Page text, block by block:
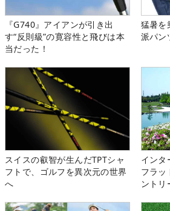
『G740』アイアンが引き出
す“反則級”の寛容性と飛びは本
当だった！
猛暑を
派パン
スイスの叡智が生んだTPTシャ
フトで、ゴルフを異次元の世界
へ
インタ
フラッ
ントリ